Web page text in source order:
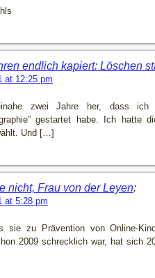
endlich kapiert: Löschen
at 12:25 pm
zwei Jahre her, dass ich
gestartet habe. Ich hatte
Und […]
nicht, Frau von der Leyen:
at 5:28 pm
sie zu Prävention von Online-
2009 schrecklich war, hat sich